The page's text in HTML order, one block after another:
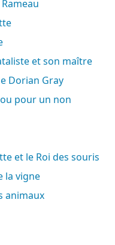
Rameau
et son maître
Dorian Gray
ou pour un non
et le Roi des souris
la vigne
animaux